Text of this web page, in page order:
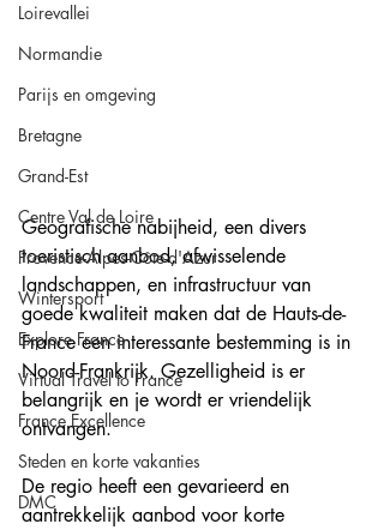
Loirevallei
Normandie
Parijs en omgeving
Bretagne
Grand-Est
Centre Val de Loire
Provence-Alpes-Côte-d'Azur
Wintersport
Explore France
Virtual Travel to France
France Excellence
Steden en korte vakanties
DMC
Geografische nabijheid, een divers
toeristisch aanbod, afwisselende
landschappen, en infrastructuur van
goede kwaliteit maken dat de Hauts-de-
France een interessante bestemming is in
Noord-Frankrijk. Gezelligheid is er
belangrijk en je wordt er vriendelijk
ontvangen.
De regio heeft een gevarieerd en
aantrekkelijk aanbod voor korte